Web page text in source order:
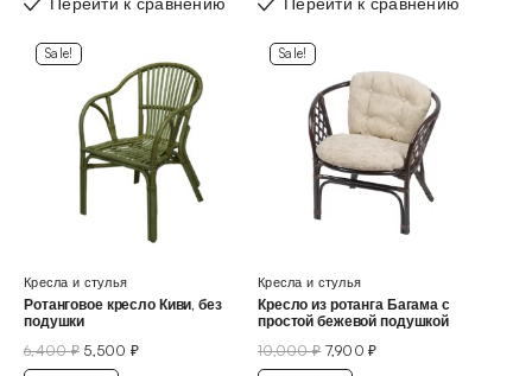
Sale!
Кресла и стулья
Ротанговое кресло Киви, без
подушки
6,400₽ 5,500 ₽
Sale!
Кресла и стулья
Кресло из ротанга Багама с
простой бежевой подушкой
10,000₽ 7,900₽